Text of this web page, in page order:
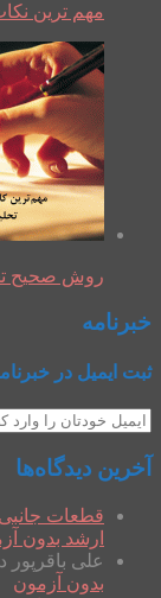
مهم ترین
روش صحیح
خبرنامه
ثبت ایمیل در
آخرین دیدگاه‌ها
قطعات جانبی
ارشد بدون
علی باقرپور
بدون آزمون